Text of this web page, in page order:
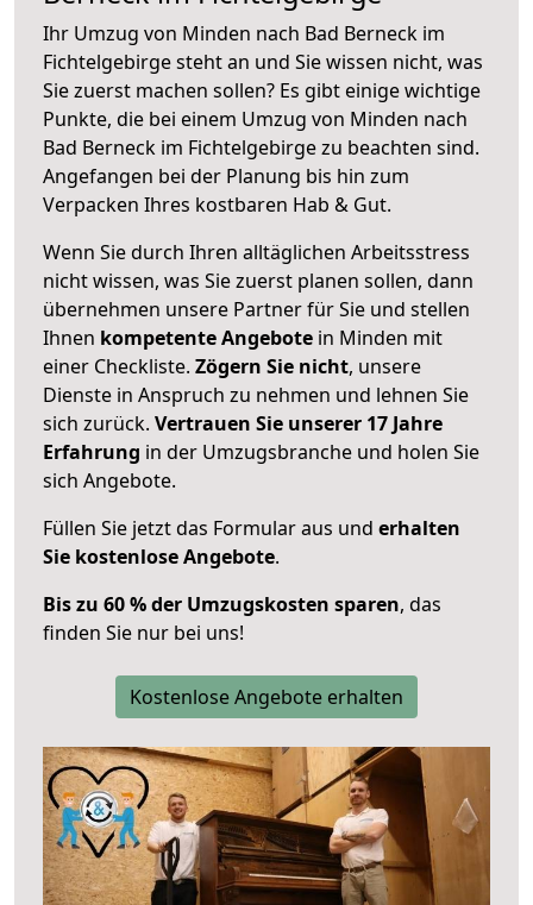
Ihr Umzug von Minden nach Bad Berneck im
Fichtelgebirge steht an und Sie wissen nicht, was
Sie zuerst machen sollen? Es gibt einige wichtige
Punkte, die bei einem Umzug von Minden nach
Bad Berneck im Fichtelgebirge zu beachten sind.
Angefangen bei der Planung bis hin zum
Verpacken Ihres kostbaren Hab & Gut.
Wenn Sie durch Ihren alltäglichen Arbeitsstress
nicht wissen, was Sie zuerst planen sollen, dann
übernehmen unsere Partner für Sie und stellen
Ihnen kompetente Angebote in Minden mit
einer Checkliste. Zögern Sie nicht, unsere
Dienste in Anspruch zu nehmen und lehnen Sie
sich zurück. Vertrauen Sie unserer 17 Jahre
Erfahrung in der Umzugsbranche und holen Sie
sich Angebote.
Füllen Sie jetzt das Formular aus und erhalten
Sie kostenlose Angebote.
Bis zu 60 % der Umzugskosten sparen, das
finden Sie nur bei uns!
Kostenlose Angebote erhalten